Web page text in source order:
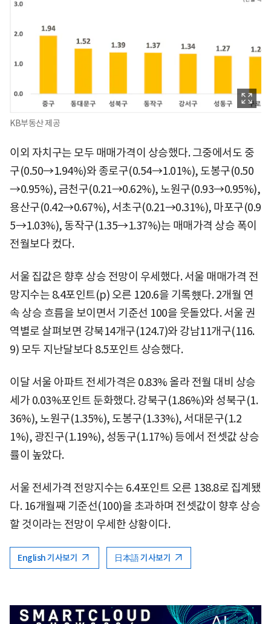
KB부동산 제공
이외 자치구는 모두 매매가격이 상승했다. 그중에서도 중
구(0.50→1.94%)와 종로구(0.54→1.01%), 도봉구(0.50
→0.95%), 금천구(0.21→0.62%), 노원구(0.93→0.95%),
용산구(0.42→0.67%), 서초구(0.21→0.31%), 마포구(0.9
5→1.03%), 동작구(1.35→1.37%)는 매매가격 상승 폭이
전월보다 컸다.
서울 집값은 향후 상승 전망이 우세했다. 서울 매매가격 전
망지수는 8.4포인트(p) 오른 120.6을 기록헀다. 2개월 연
속 상승 흐름을 보이면서 기준선 100을 웃돌았다. 서울 권
역별로 살펴보면 강북14개구(124.7)와 강남11개구(116.
9) 모두 지난달보다 8.5포인트 상승했다.
이달 서울 아파트 전세가격은 0.83% 올라 전월 대비 상승
세가 0.03%포인트 둔화했다. 강북구(1.86%)와 성북구(1.
36%), 노원구(1.35%), 도봉구(1.33%), 서대문구(1.2
1%), 광진구(1.19%), 성동구(1.17%) 등에서 전셋값 상승
률이 높았다.
서울 전세가격 전망지수는 6.4포인트 오른 138.8로 집계됐
다. 16개월째 기준선(100)을 초과하며 전셋값이 향후 상승
할 것이라는 전망이 우세한 상황이다.
English 기사보기 日本語 기사보기